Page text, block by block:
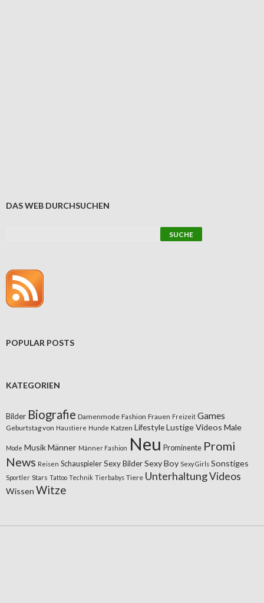
DAS WEB DURCHSUCHEN
POPULAR POSTS
KATEGORIEN
Bilder Biografie Damenmode Fashion Frauen Freizeit Games
Geburtstag von Haustiere Hunde Katzen LifestyleLustige Videos Male
Mode MusikMänner Männer Fashion Neu Prominente Promi
News Reisen Schauspieler Sexy BilderSexy Boy Sexy Girls Sonstiges
Sportler Stars Tattoo Technik Tierbabys Tiere UnterhaltungVideos
Wissen Witze